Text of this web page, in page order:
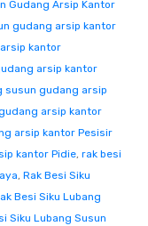
Gudang Arsip Kantor
gudang arsip kantor
kantor
arsip kantor
susun gudang arsip
arsip kantor
arsip kantor Pesisir
kantor Pidie, rak besi
, Rak Besi Siku
Besi Siku Lubang
Siku Lubang Susun